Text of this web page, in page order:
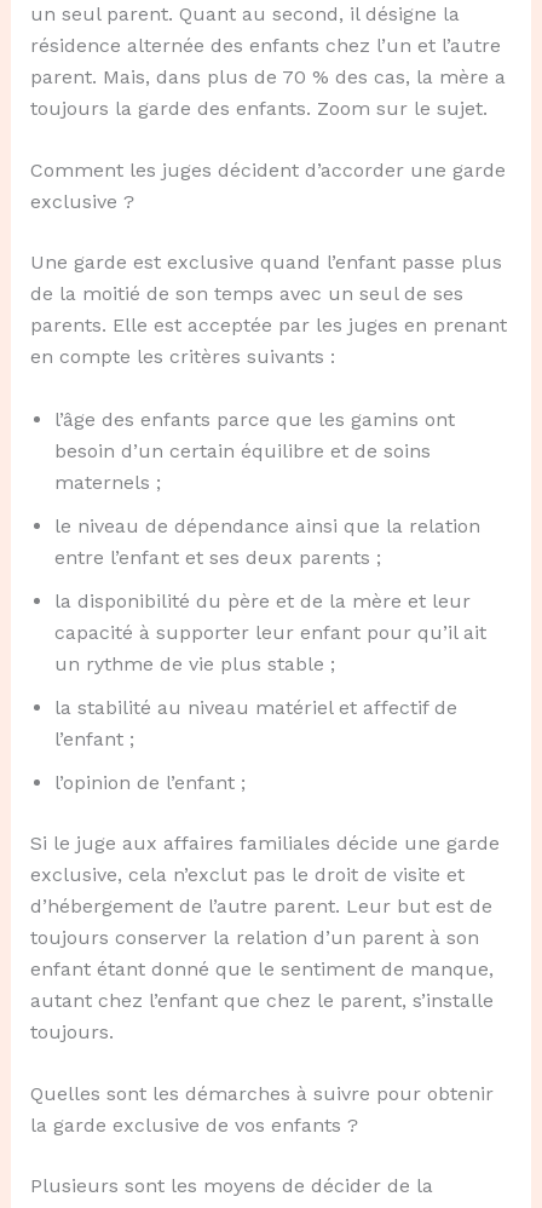
un seul parent. Quant au second, il désigne la
résidence alternée des enfants chez l’un et l’autre
parent. Mais, dans plus de 70 % des cas, la mère a
toujours la garde des enfants. Zoom sur le sujet.
Comment les juges décident d’accorder une garde
exclusive ?
Une garde est exclusive quand l’enfant passe plus
de la moitié de son temps avec un seul de ses
parents. Elle est acceptée par les juges en prenant
en compte les critères suivants :
l’âge des enfants parce que les gamins ont
besoin d’un certain équilibre et de soins
maternels ;
le niveau de dépendance ainsi que la relation
entre l’enfant et ses deux parents ;
la disponibilité du père et de la mère et leur
capacité à supporter leur enfant pour qu’il ait
un rythme de vie plus stable ;
la stabilité au niveau matériel et affectif de
l’enfant ;
l’opinion de l’enfant ;
Si le juge aux affaires familiales décide une garde
exclusive, cela n’exclut pas le droit de visite et
d’hébergement de l’autre parent. Leur but est de
toujours conserver la relation d’un parent à son
enfant étant donné que le sentiment de manque,
autant chez l’enfant que chez le parent, s’installe
toujours.
Quelles sont les démarches à suivre pour obtenir
la garde exclusive de vos enfants ?
Plusieurs sont les moyens de décider de la